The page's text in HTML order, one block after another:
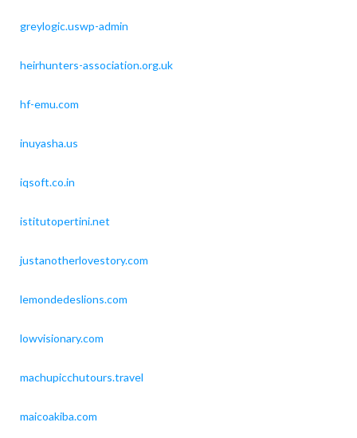
greylogic.uswp-admin
heirhunters-association.org.uk
hf-emu.com
inuyasha.us
iqsoft.co.in
istitutopertini.net
justanotherlovestory.com
lemondedeslions.com
lowvisionary.com
machupicchutours.travel
maicoakiba.com